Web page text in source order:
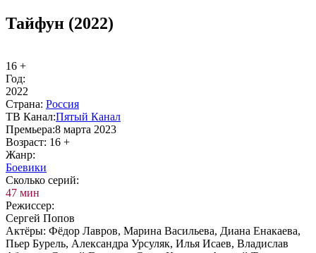
Тайфун (2022)
16 +
Год:
2022
Стра­на: Рос­сия
ТВ Ка­нал:Пя­тый Ка­нал
Пре­мье­ра:8 марта 2023
Воз­раст: 16 +
Жанр:
Бое­ви­ки
Сколь­ко се­рий:
47 мин
Ре­жис­сер:
Сергей Попов
Ак­тё­ры: Фёдор Лавров, Марина Васильева, Диана Енакаева,
Пьер Бурель, Александра Урсуляк, Илья Исаев, Владислав